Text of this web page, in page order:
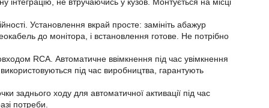
Установлення вкрай просте: замініть абажур
до монітора, і встановлення готове. Не потрібно
RCA. Автоматичне ввімкнення під час увімкнення
під час виробництва, гарантують
ходу для автоматичної активації під час
потреби.